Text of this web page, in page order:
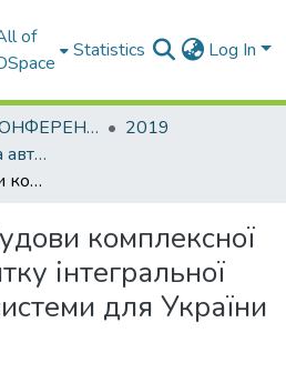
of
Statistics Log In
МАТЕРІАЛИ КОНФЕРЕНЦІЙ
2019
Сучасні технології на автомобільному транспорті та машинобудуванні
Концепція побудови комплексної стратегії розвитку інтегральної транспортної системи для України
комплексної
інтегральної
для України